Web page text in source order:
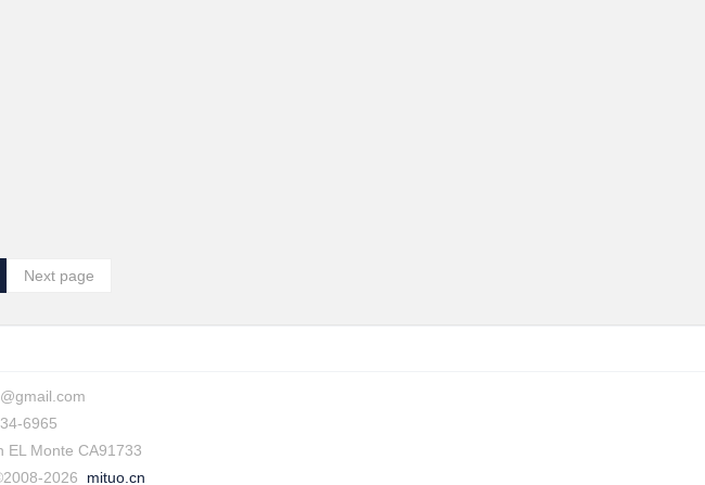
Next page
6965
EL Monte CA91733
2026 mituo.cn